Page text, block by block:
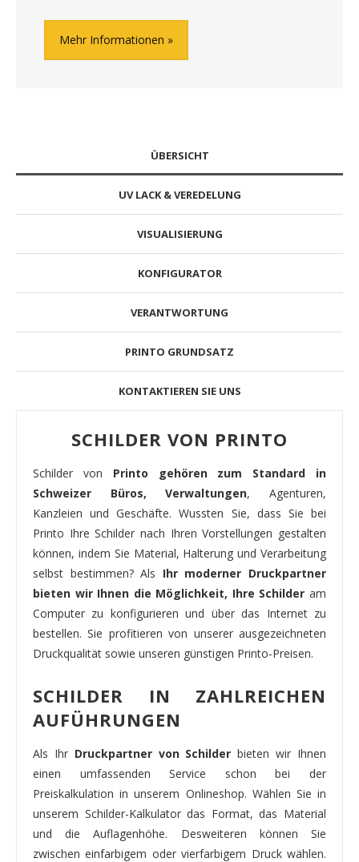
Mehr Informationen
ÜBERSICHT
UV LACK & VEREDELUNG
VISUALISIERUNG
KONFIGURATOR
VERANTWORTUNG
PRINTO GRUNDSATZ
KONTAKTIEREN SIE UNS
SCHILDER VON PRINTO
Schilder von Printo gehören zum Standard in
Schweizer Büros, Verwaltungen, Agenturen,
Kanzleien und Geschäfte. Wussten Sie, dass Sie bei
Printo Ihre Schilder nach Ihren Vorstellungen gestalten
können, indem Sie Material, Halterung und Verarbeitung
selbst bestimmen? Als Ihr moderner Druckpartner
bieten wir Ihnen die Möglichkeit, Ihre Schilder am
Computer zu konfigurieren und über das Internet zu
bestellen. Sie profitieren von unserer ausgezeichneten
Druckqualität sowie unseren günstigen Printo-Preisen.
SCHILDER IN ZAHLREICHEN
AUFÜHRUNGEN
Als Ihr Druckpartner von Schilderbieten wir Ihnen
einen umfassenden Service schon bei der
Preiskalkulation in unserem Onlineshop. Wählen Sie in
unserem Schilder-Kalkulator das Format, das Material
und die Auflagenhöhe. Desweiteren können Sie
zwischen einfarbigem oder vierfarbigem Druck wählen.